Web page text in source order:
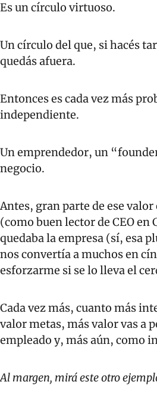
Es un círculo virtuoso.
Un círculo del que, si hacés
quedás afuera.
Entonces es cada vez más
independiente.
Un emprendedor, un
negocio.
Antes, gran parte de ese valor
(como buen lector de CEO en
quedaba la empresa (sí, esa
nos convertía a muchos en
esforzarme si se lo lleva el
Cada vez más, cuanto más
valor metas, más valor vas a
empleado y, más aún, como
Al margen, mirá este otro